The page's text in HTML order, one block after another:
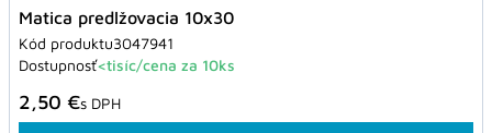
Matica predlžovacia 10x30
Kód produktu3047941
Dostupnosť<tisíc/cena za 10ks
2,50 €s DPH